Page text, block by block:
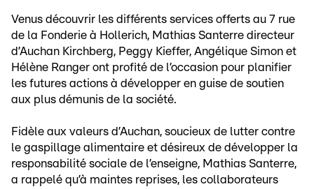
Venus découvrir les différents services offerts au 7 rue
de la Fonderie à Hollerich, Mathias Santerre directeur
d’Auchan Kirchberg, Peggy Kieffer, Angélique Simon et
Hélène Ranger ont profité de l’occasion pour planifier
les futures actions à développer en guise de soutien
aux plus démunis de la société.
Fidèle aux valeurs d’Auchan, soucieux de lutter contre
le gaspillage alimentaire et désireux de développer la
responsabilité sociale de l’enseigne, Mathias Santerre,
a rappelé qu’à maintes reprises, les collaborateurs